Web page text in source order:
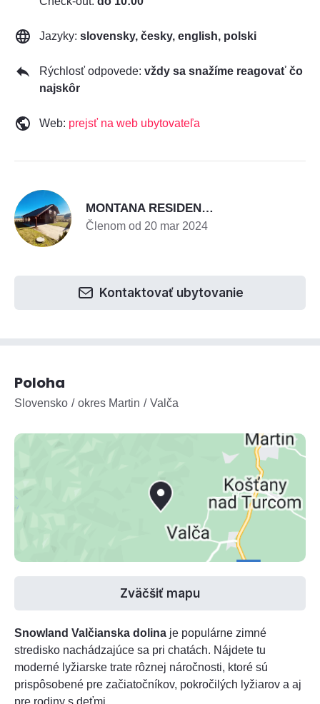
Jazyky: slovensky, česky, english, polski
Rýchlosť odpovede: vždy sa snažíme reagovať čo
najskôr
Web: prejsť na web ubytovateľa
M MONTANA RESIDENCE - Chata Valča a Chata Valča II.
Členom od 20 mar 2024
Kontaktovať ubytovanie
Poloha
Slovensko okres Martin Valča
Zväčšiť mapu
Snowland Valčianska dolina je populárne zimné
stredisko nachádzajúce sa pri chatách. Nájdete tu
moderné lyžiarske trate rôznej náročnosti, ktoré sú
prispôsobené pre začiatočníkov, pokročilých lyžiarov a aj
pre rodiny s deťmi.